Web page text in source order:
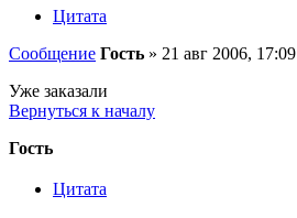
Цитата
Сообщение Гость » 21 авг 2006, 17:09
Уже заказали
Вернуться к началу
Гость
Цитата